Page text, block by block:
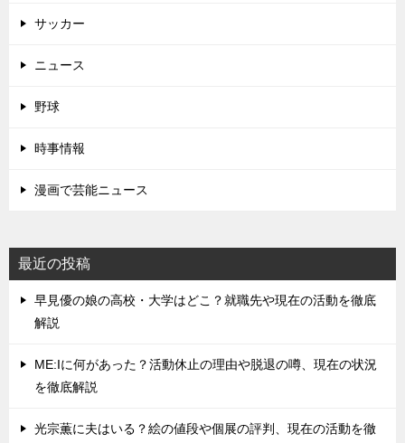
サッカー
ニュース
野球
時事情報
漫画で芸能ニュース
最近の投稿
早見優の娘の高校・大学はどこ？就職先や現在の活動を徹底
解説
ME:Iに何があった？活動休止の理由や脱退の噂、現在の状況
を徹底解説
光宗薫に夫はいる？絵の値段や個展の評判、現在の活動を徹